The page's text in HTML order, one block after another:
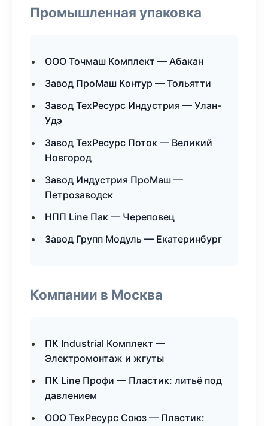
Промышленная упаковка
ООО Точмаш Комплект — Абакан
Завод ПроМаш Контур — Тольятти
Завод ТехРесурс Индустрия — Улан-
Удэ
Завод ТехРесурс Поток — Великий
Новгород
Завод Индустрия ПроМаш —
Петрозаводск
НПП Line Пак — Череповец
Завод Групп Модуль — Екатеринбург
Компании в Москва
ПК Industrial Комплект —
Электромонтаж и жгуты
ПК Line Профи — Пластик: литьё под
давлением
ООО ТехРесурс Союз — Пластик: